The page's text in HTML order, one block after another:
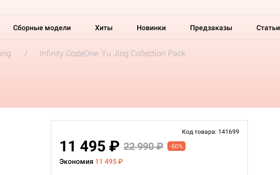
Сборные модели Хиты Новинки Предзаказы Статьи
Infinity CodeOne: Yu Jing Collection Pack
Код товара: 141699
11 495 ₽ 22 990 ₽ -50%
Экономия 11 495 ₽